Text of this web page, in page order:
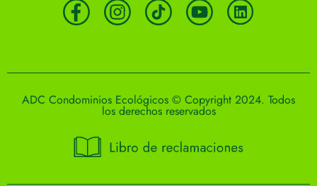
ADC Condominios Ecológicos © Copyright 2024. Todos
los derechos reservados